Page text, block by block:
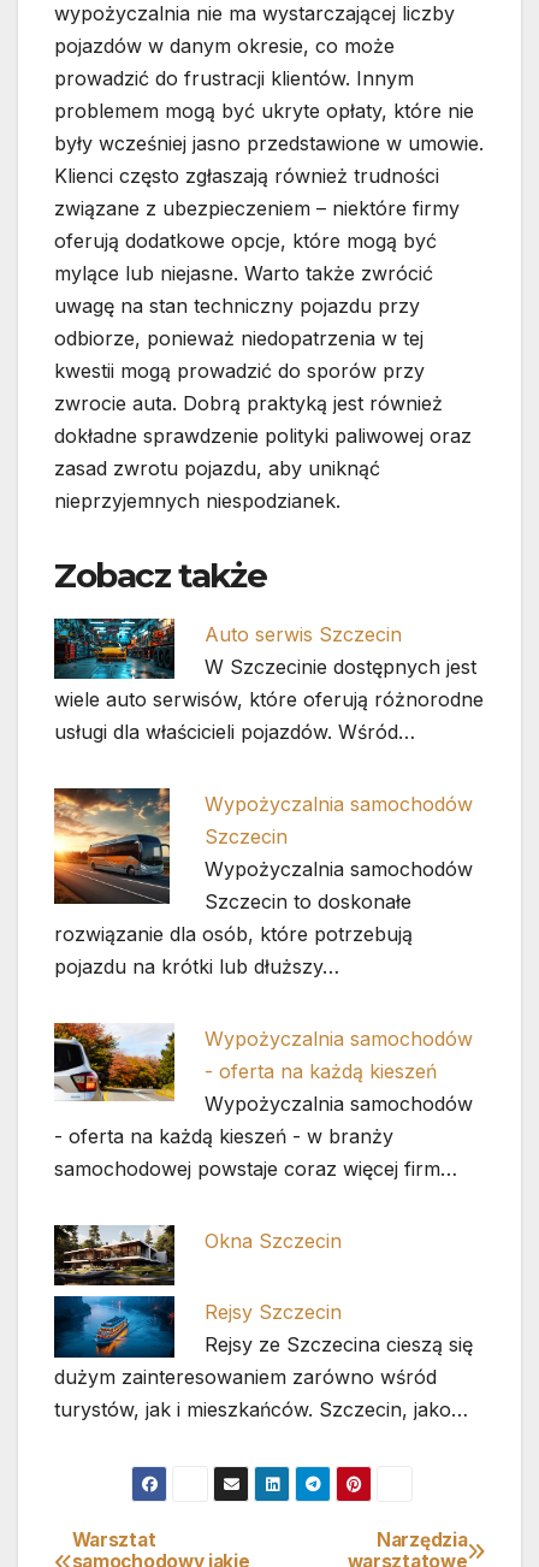
wypożyczalnia nie ma wystarczającej liczby
pojazdów w danym okresie, co może
prowadzić do frustracji klientów. Innym
problemem mogą być ukryte opłaty, które nie
były wcześniej jasno przedstawione w umowie.
Klienci często zgłaszają również trudności
związane z ubezpieczeniem – niektóre firmy
oferują dodatkowe opcje, które mogą być
mylące lub niejasne. Warto także zwrócić
uwagę na stan techniczny pojazdu przy
odbiorze, ponieważ niedopatrzenia w tej
kwestii mogą prowadzić do sporów przy
zwrocie auta. Dobrą praktyką jest również
dokładne sprawdzenie polityki paliwowej oraz
zasad zwrotu pojazdu, aby uniknąć
nieprzyjemnych niespodzianek.
Zobacz także
Auto serwis Szczecin
W Szczecinie dostępnych jest
wiele auto serwisów, które oferują różnorodne
usługi dla właścicieli pojazdów. Wśród…
Wypożyczalnia samochodów
Szczecin
Wypożyczalnia samochodów
Szczecin to doskonałe
rozwiązanie dla osób, które potrzebują
pojazdu na krótki lub dłuższy…
Wypożyczalnia samochodów
- oferta na każdą kieszeń
Wypożyczalnia samochodów
- oferta na każdą kieszeń - w branży
samochodowej powstaje coraz więcej firm…
Okna Szczecin
Rejsy Szczecin
Rejsy ze Szczecina cieszą się
dużym zainteresowaniem zarówno wśród
turystów, jak i mieszkańców. Szczecin, jako…
Nawigacja
Narzędzia
warsztatowe
Warsztat
samochodowy jakie